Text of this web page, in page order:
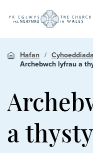
Hafan
Archebwch lyfrau a
a